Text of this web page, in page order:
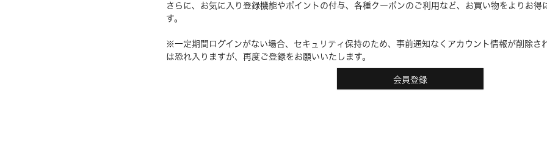
さらに、お気に入り登録機能やポイントの付与、各種クーポンのご利用など、お買い物をよりお得
す。
※一定期間ログインがない場合、セキュリティ保持のため、事前通知なくアカウント情報が削除さ
は恐れ入りますが、再度ご登録をお願いいたします。
会員登録